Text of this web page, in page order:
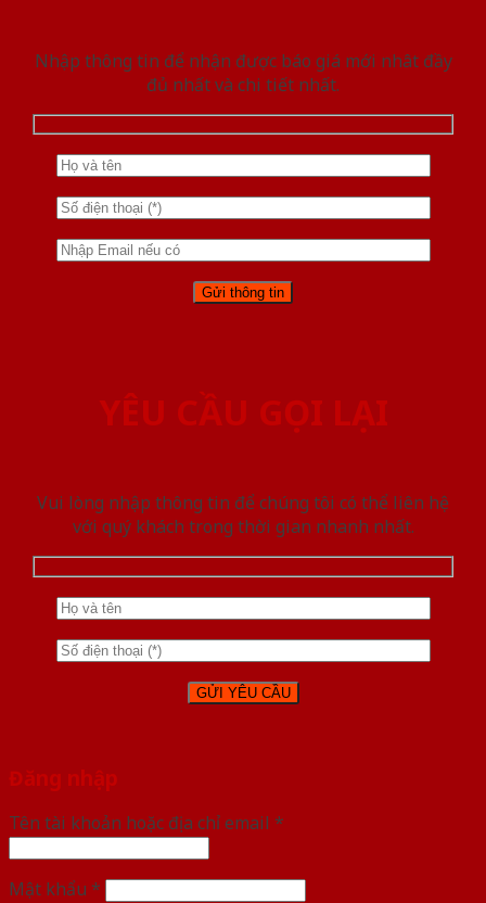
Nhập thông tin để nhận được báo giá mới nhât đầy
đủ nhất và chi tiết nhất.
YÊU CẦU GỌI LẠI
Vui lòng nhập thông tin để chúng tôi có thể liên hệ
với quý khách trong thời gian nhanh nhất.
Đăng nhập
Tên tài khoản hoặc địa chỉ email *
Mật khẩu *